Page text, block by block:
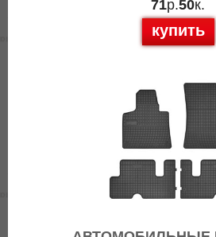
71р.50к.
купить